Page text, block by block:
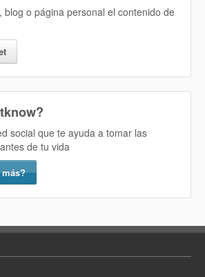
blog o página personal el contenido de
social que te ayuda a tomar las
de tu vida